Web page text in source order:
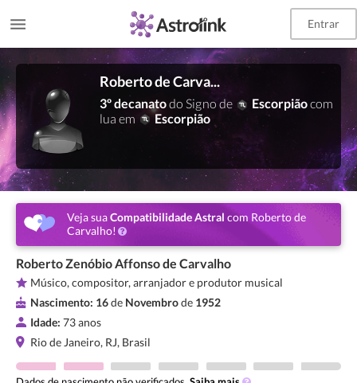
Entrar
Roberto de Carvalho
3º decanatodo Signo de Escorpiãocom
lua em
Escorpião
Veja suaCompatibilidade Astral com Roberto de
Carvalho!
Roberto Zenóbio Affonso de Carvalho
Músico, compositor, arranjador e produtor musical
Nascimento: 16de Novembrode 1952
Idade: 73 anos
Rio de Janeiro, RJ, Brasil